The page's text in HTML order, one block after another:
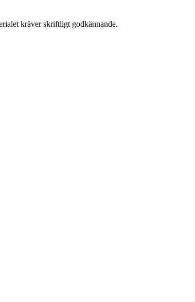
kräver skriftligt godkännande.